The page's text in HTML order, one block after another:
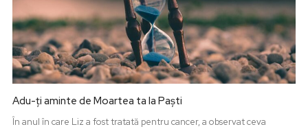
Adu-ți aminte de Moartea ta la Paști
În anul în care Liz a fost tratată pentru cancer, a observat ceva